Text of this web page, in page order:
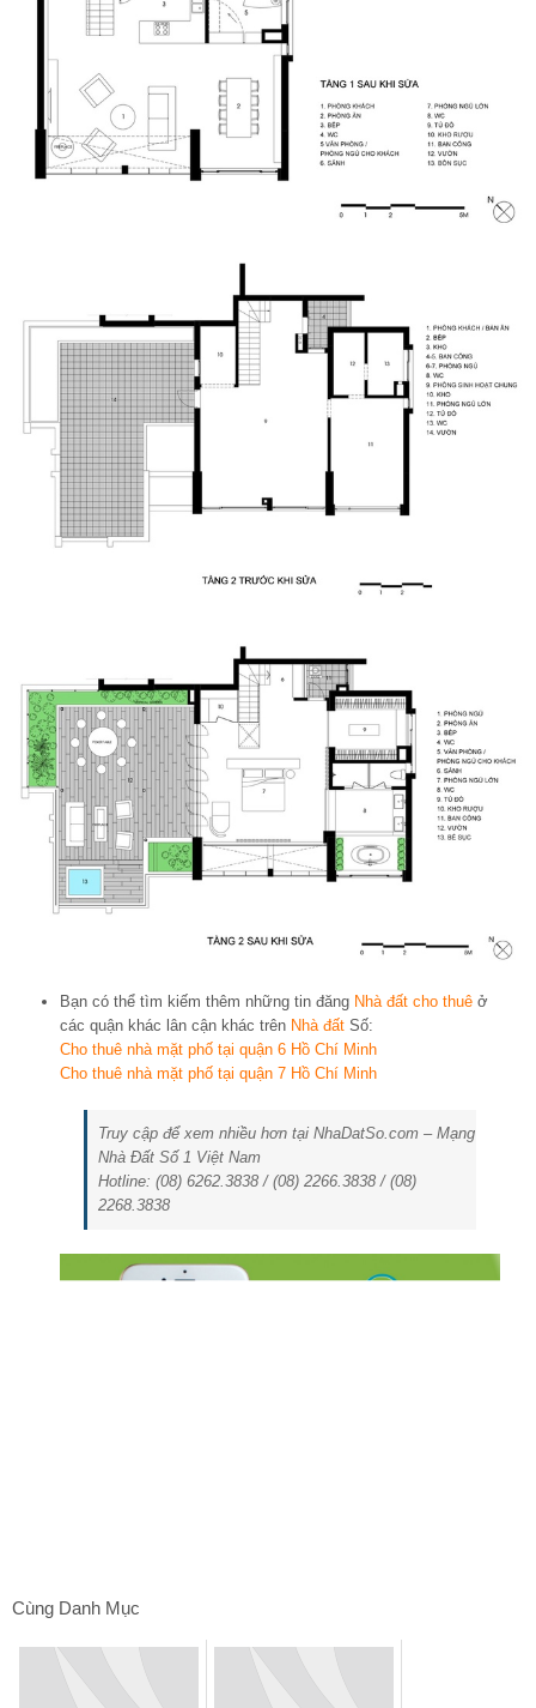
Bạn có thể tìm kiếm thêm những tin đăng Nhà đất cho thuê ở
các quận khác lân cận khác trên Nhà đất Số:
Cho thuê nhà mặt phố tại quận 6 Hồ Chí Minh
Cho thuê nhà mặt phố tại quận 7 Hồ Chí Minh
Truy cập để xem nhiều hơn tại NhaDatSo.com – Mạng
Nhà Đất Số 1 Việt Nam
Hotline: (08) 6262.3838 / (08) 2266.3838 / (08)
2268.3838
Cùng Danh Mục